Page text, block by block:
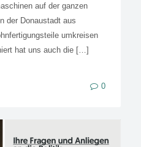
auf der ganzen
der Donaustadt aus
umkreisen
hat uns auch die […]
0